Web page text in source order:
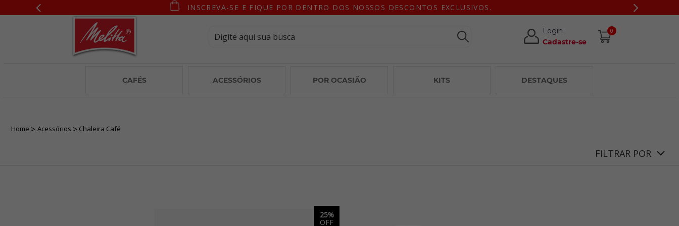
INSCREVA-SE E FIQUE POR DENTRO DOS NOSSOS DESCONTOS EXCLUSIVOS.
Login
Cadastre-se
0
CAFÉS ACESSÓRIOS POR OCASIÃO KITS DESTAQUES
Home Acessórios Chaleira Café
FILTRAR POR
25%
OFF